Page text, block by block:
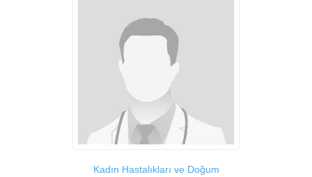
Kadın Hastalıkları ve Doğum